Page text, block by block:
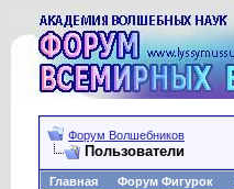
Форум Волшебников
Пользователи
Главная Форум Фигурок